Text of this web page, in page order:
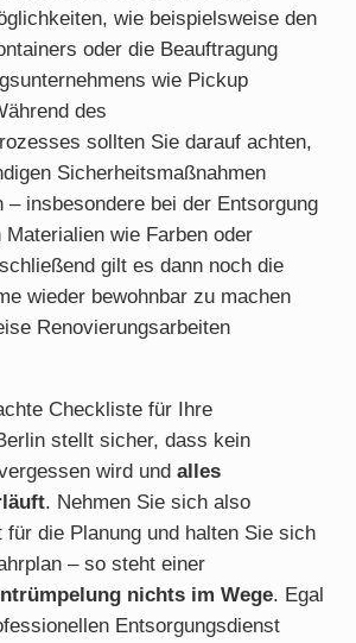
wie beispielsweise den
oder die Beauftragung
wie Pickup
des
sollten Sie darauf achten,
Sicherheitsmaßnahmen
– insbesondere bei der Entsorgung
wie Farben oder
gilt es dann noch die
wieder bewohnbar zu machen
Renovierungsarbeiten
Checkliste für Ihre
stellt sicher, dass kein
wird und alles
. Nehmen Sie sich also
für die Planung und halten Sie sich
– so steht einer
nichts im Wege. Egal
Entsorgungsdienst